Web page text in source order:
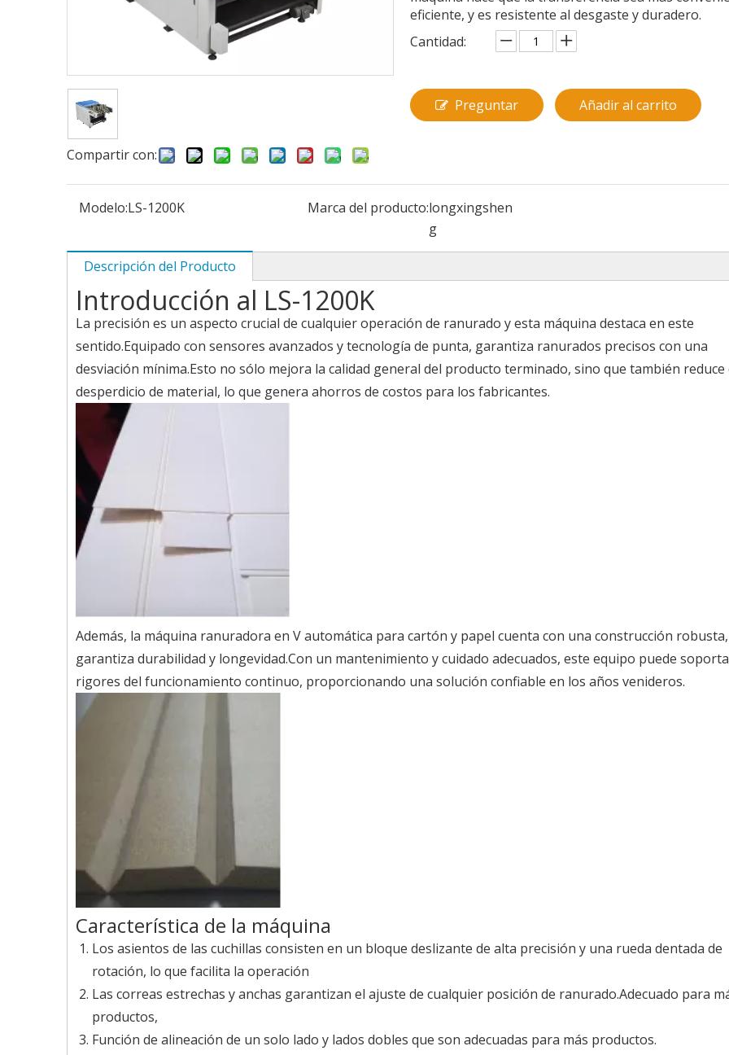
Compartir con:
eficiente, y es resistente al desgaste y duradero.
Cantidad:
Preguntar Añadir al carrito
Modelo:LS-1200K Marca del producto:longxingshen
g
Descripción del Producto
Introducción al LS-1200K
La precisión es un aspecto crucial de cualquier operación de ranurado y esta máquina destaca en este
sentido.Equipado con sensores avanzados y tecnología de punta, garantiza ranurados precisos con una
desviación mínima.Esto no sólo mejora la calidad general del producto terminado, sino que también reduce
desperdicio de material, lo que genera ahorros de costos para los fabricantes.
Además, la máquina ranuradora en V automática para cartón y papel cuenta con una construcción
garantiza durabilidad y longevidad.Con un mantenimiento y cuidado adecuados, este equipo puede
rigores del funcionamiento continuo, proporcionando una solución confiable en los años venideros.
Característica de la máquina
Los asientos de las cuchillas consisten en un bloque deslizante de alta precisión y una rueda dentada de
rotación, lo que facilita la operación
Las correas estrechas y anchas garantizan el ajuste de cualquier posición de ranurado.Adecuado para
productos,
Función de alineación de un solo lado y lados dobles que son adecuadas para más productos.